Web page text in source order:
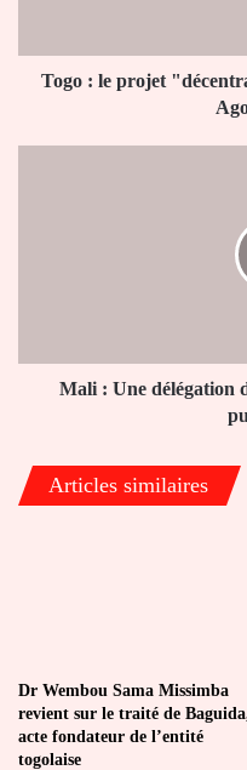
dans
Agoè-Togo : le projet
avec
Mali : Une délégation
Articles similaires
Dr Wembou Sama Missimba
revient sur le traité de
acte fondateur de l’entité
togolaise